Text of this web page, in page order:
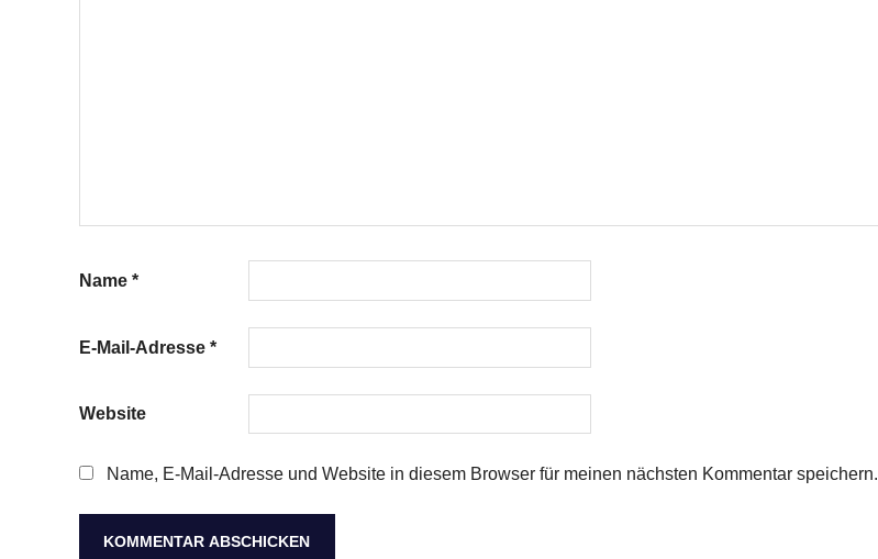
Name *
E-Mail-Adresse *
Website
Name, E-Mail-Adresse und Website in diesem Browser für meinen nächsten Kommentar speichern.